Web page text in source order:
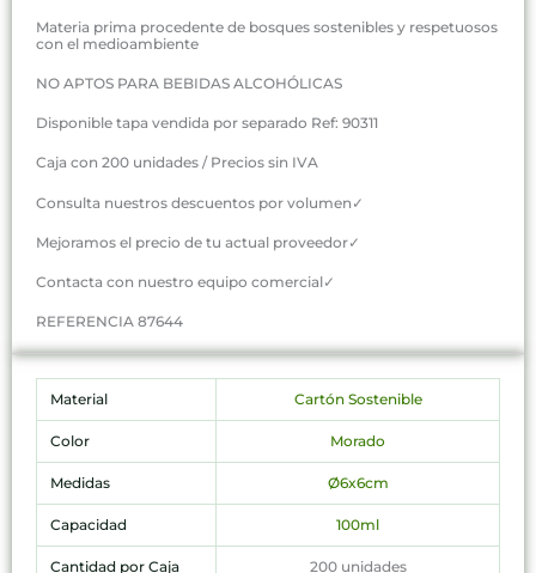
Materia prima procedente de bosques sostenibles y respetuosos
con el medioambiente
NO APTOS PARA BEBIDAS ALCOHÓLICAS
Disponible tapa vendida por separado Ref: 90311
Caja con 200 unidades / Precios sin IVA
Consulta nuestros descuentos por volumen✓
Mejoramos el precio de tu actual proveedor✓
Contacta con nuestro equipo comercial✓
REFERENCIA 87644
Material Cartón Sostenible
Color Morado
Medidas Ø6x6cm
Capacidad 100ml
Cantidad por Caja 200 unidades